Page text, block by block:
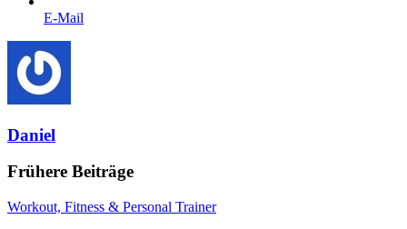
E-Mail
Daniel
Frühere Beiträge
Workout, Fitness & Personal Trainer